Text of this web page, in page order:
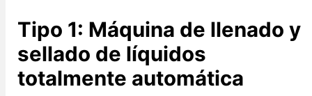
Tipo 1: Máquina de llenado y
sellado de líquidos
totalmente automática